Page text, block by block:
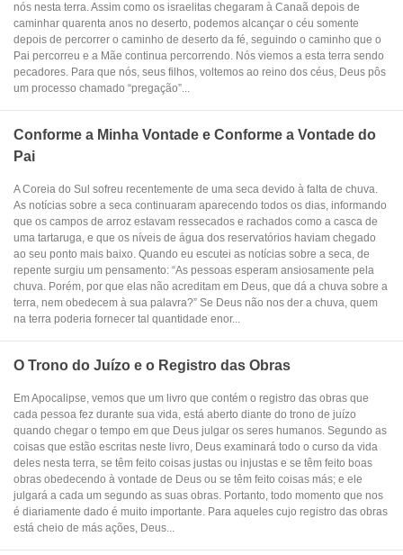
nós nesta terra. Assim como os israelitas chegaram à Canaã depois de
caminhar quarenta anos no deserto, podemos alcançar o céu somente
depois de percorrer o caminho de deserto da fé, seguindo o caminho que o
Pai percorreu e a Mãe continua percorrendo. Nós viemos a esta terra sendo
pecadores. Para que nós, seus filhos, voltemos ao reino dos céus, Deus pôs
um processo chamado “pregação”...
Conforme a Minha Vontade e Conforme a Vontade do
Pai
A Coreia do Sul sofreu recentemente de uma seca devido à falta de chuva.
As notícias sobre a seca continuaram aparecendo todos os dias, informando
que os campos de arroz estavam ressecados e rachados como a casca de
uma tartaruga, e que os níveis de água dos reservatórios haviam chegado
ao seu ponto mais baixo. Quando eu escutei as notícias sobre a seca, de
repente surgiu um pensamento: “As pessoas esperam ansiosamente pela
chuva. Porém, por que elas não acreditam em Deus, que dá a chuva sobre a
terra, nem obedecem à sua palavra?” Se Deus não nos der a chuva, quem
na terra poderia fornecer tal quantidade enor...
O Trono do Juízo e o Registro das Obras
Em Apocalipse, vemos que um livro que contém o registro das obras que
cada pessoa fez durante sua vida, está aberto diante do trono de juízo
quando chegar o tempo em que Deus julgar os seres humanos. Segundo as
coisas que estão escritas neste livro, Deus examinará todo o curso da vida
deles nesta terra, se têm feito coisas justas ou injustas e se têm feito boas
obras obedecendo à vontade de Deus ou se têm feito coisas más; e ele
julgará a cada um segundo as suas obras. Portanto, todo momento que nos
é diariamente dado é muito importante. Para aqueles cujo registro das obras
está cheio de más ações, Deus...